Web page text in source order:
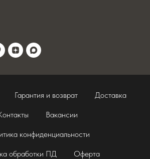
Гарантия и возврат Доставка
Вакансии
конфиденциальности
обработки ПД Оферта